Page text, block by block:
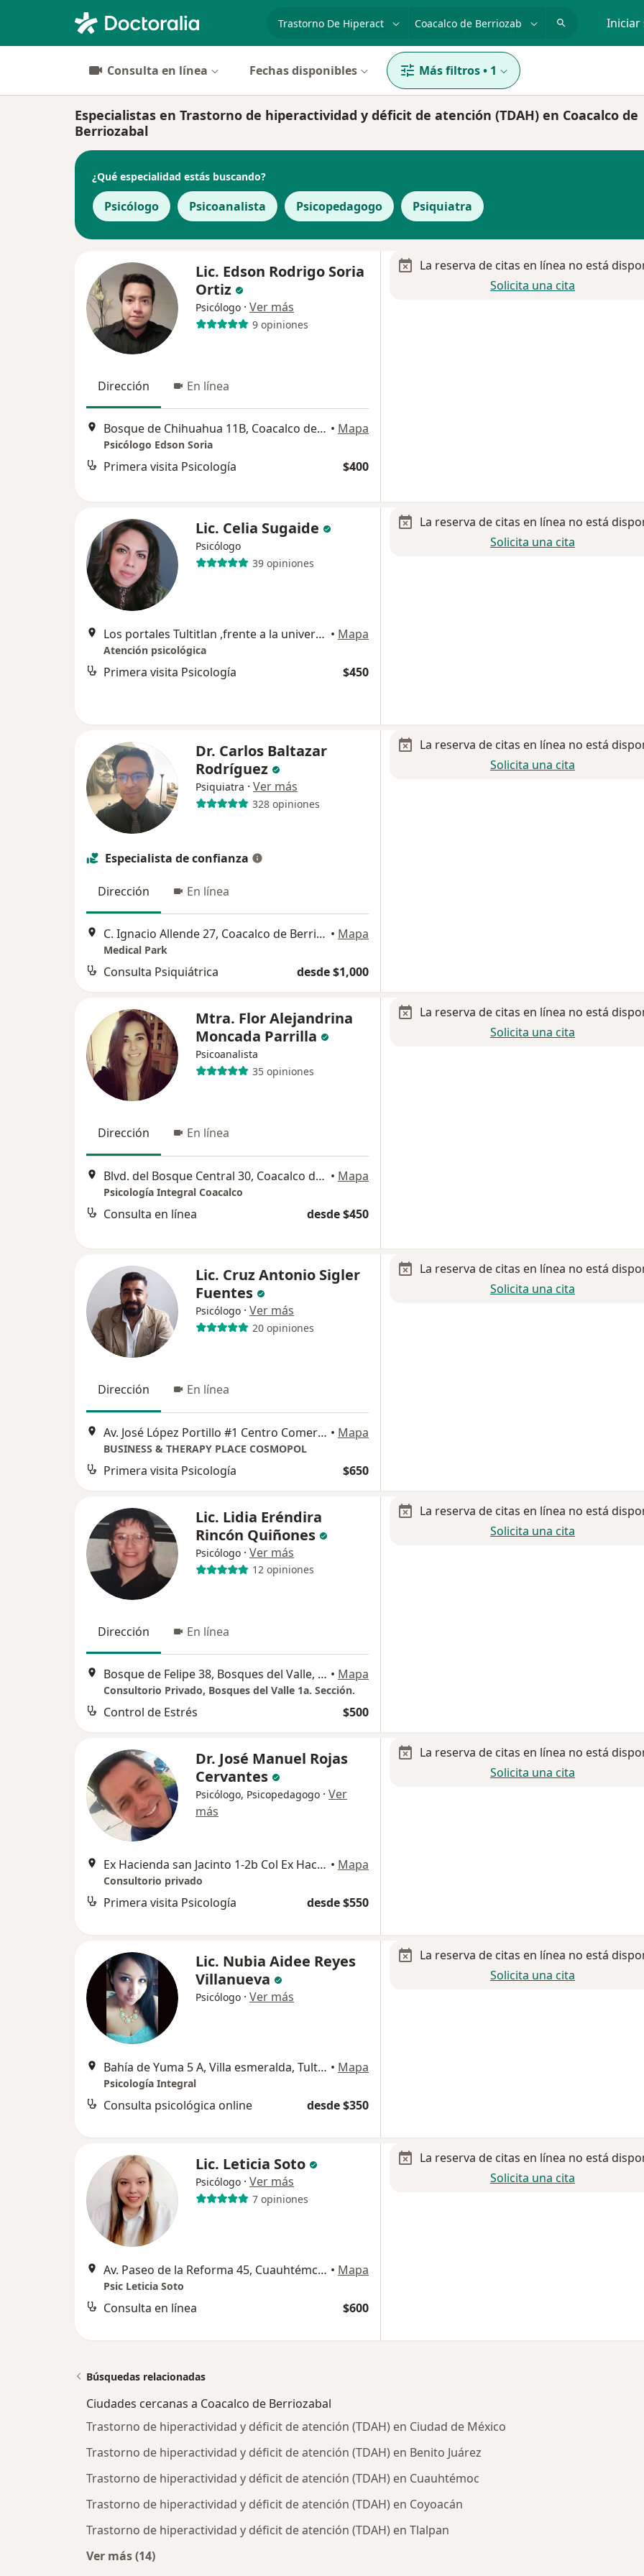
Iniciar
Consulta en línea Fechas disponibles Más filtros• 1
Especialistas en Trastorno de hiperactividad y déficit de atención (TDAH) en Coacalco de
Berriozabal
¿Qué especialidad estás buscando?
Psicólogo Psicoanalista Psicopedagogo Psiquiatra
Lic. Edson Rodrigo Soria
Ortiz
Psicólogo · Ver más
9 opiniones
Dirección En línea
Bosque de Chihuahua 11B, Coacalco de Berriozabal • Mapa
Psicólogo Edson Soria
Primera visita Psicología $400
La reserva de citas en línea no está
Solicita una cita
Lic. Celia Sugaide
Psicólogo
39 opiniones
Los portales Tultitlan ,frente a la universidad UPVM, Tultitlán • Mapa
Atención psicológica
Primera visita Psicología $450
La reserva de citas en línea no está
Solicita una cita
Dr. Carlos Baltazar
Rodríguez
Psiquiatra · Ver más
328 opiniones
Especialista de confianza
Dirección En línea
C. Ignacio Allende 27, Coacalco de Berriozabal • Mapa
Medical Park
Consulta Psiquiátrica desde $1,000
La reserva de citas en línea no está
Solicita una cita
Mtra. Flor Alejandrina
Moncada Parrilla
Psicoanalista
35 opiniones
Dirección En línea
Blvd. del Bosque Central 30, Coacalco de Berriozabal • Mapa
Psicología Integral Coacalco
Consulta en línea desde $450
La reserva de citas en línea no está
Solicita una cita
Lic. Cruz Antonio Sigler
Fuentes
Psicólogo · Ver más
20 opiniones
Dirección En línea
Av. José López Portillo #1 Centro Comercial Cosmopol, Bosques del Valle, 55700 Méx., Coacalco de Berriozabal • Mapa
BUSINESS & THERAPY PLACE COSMOPOL
Primera visita Psicología $650
La reserva de citas en línea no está
Solicita una cita
Lic. Lidia Eréndira
Rincón Quiñones
Psicólogo · Ver más
12 opiniones
Dirección En línea
Bosque de Felipe 38, Bosques del Valle, San Francisco Coacalco, Coacalco de Berriozabal • Mapa
Consultorio Privado, Bosques del Valle 1a. Sección.
Control de Estrés $500
La reserva de citas en línea no está
Solicita una cita
Dr. José Manuel Rojas
Cervantes
Psicólogo, Psicopedagogo · Ver
más
Ex Hacienda san Jacinto 1-2b Col Ex Hacienda San Felipe 55717 Coacalco Estado de México, Coacalco de Berriozabal • Mapa
Consultorio privado
Primera visita Psicología desde $550
La reserva de citas en línea no está
Solicita una cita
Lic. Nubia Aidee Reyes
Villanueva
Psicólogo · Ver más
Bahía de Yuma 5 A, Villa esmeralda, Tultitlan, Tultitlán • Mapa
Psicología Integral
Consulta psicológica online desde $350
La reserva de citas en línea no está
Solicita una cita
Lic. Leticia Soto
Psicólogo · Ver más
7 opiniones
Av. Paseo de la Reforma 45, Cuauhtémcoc,, Coacalco de Berriozabal • Mapa
Psic Leticia Soto
Consulta en línea $600
La reserva de citas en línea no está
Solicita una cita
Búsquedas relacionadas
Ciudades cercanas a Coacalco de Berriozabal
Trastorno de hiperactividad y déficit de atención (TDAH) en Ciudad de México
Trastorno de hiperactividad y déficit de atención (TDAH) en Benito Juárez
Trastorno de hiperactividad y déficit de atención (TDAH) en Cuauhtémoc
Trastorno de hiperactividad y déficit de atención (TDAH) en Coyoacán
Trastorno de hiperactividad y déficit de atención (TDAH) en Tlalpan
Ver más (14)